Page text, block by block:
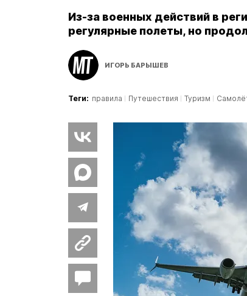
Из-за военных действий в
регулярные полеты, но
ИГОРЬ БАРЫШЕВ
Теги: правила Путешествия Туризм